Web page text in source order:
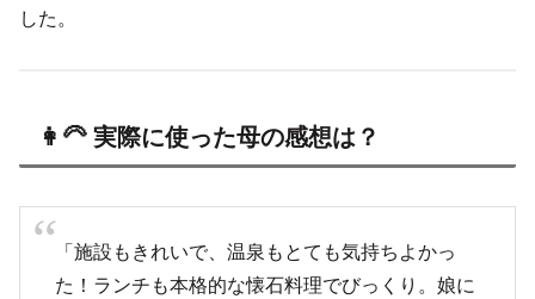
した。
👩‍🦳 実際に使った母の感想は？
「施設もきれいで、温泉もとても気持ちよかっ
た！ランチも本格的な懐石料理でびっくり。娘に